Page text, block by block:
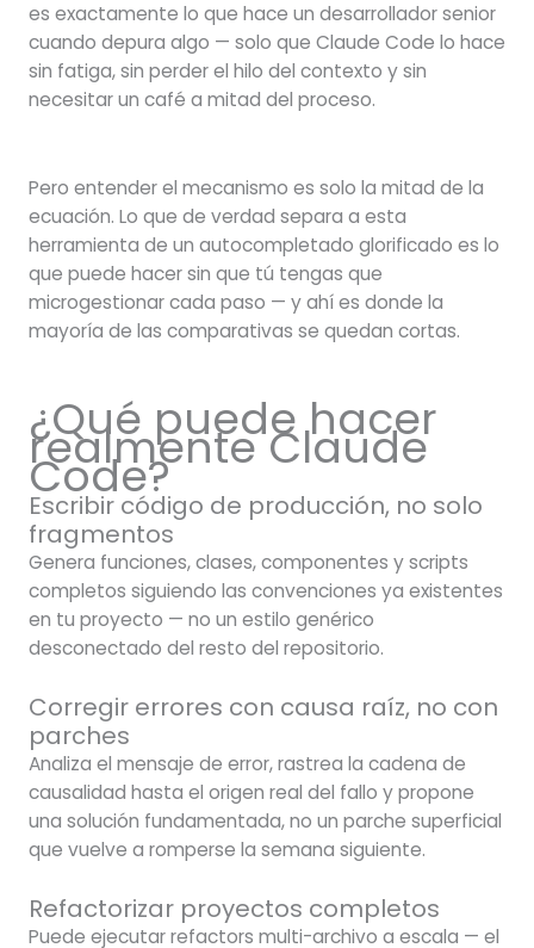
es exactamente lo que hace un desarrollador senior
cuando depura algo — solo que Claude Code lo hace
sin fatiga, sin perder el hilo del contexto y sin
necesitar un café a mitad del proceso.
Pero entender el mecanismo es solo la mitad de la
ecuación. Lo que de verdad separa a esta
herramienta de un autocompletado glorificado es lo
que puede hacer sin que tú tengas que
microgestionar cada paso — y ahí es donde la
mayoría de las comparativas se quedan cortas.
¿Qué puede hacer
realmente Claude
Code?
Escribir código de producción, no solo
fragmentos
Genera funciones, clases, componentes y scripts
completos siguiendo las convenciones ya existentes
en tu proyecto — no un estilo genérico
desconectado del resto del repositorio.
Corregir errores con causa raíz, no con
parches
Analiza el mensaje de error, rastrea la cadena de
causalidad hasta el origen real del fallo y propone
una solución fundamentada, no un parche superficial
que vuelve a romperse la semana siguiente.
Refactorizar proyectos completos
Puede ejecutar refactors multi-archivo a escala — el